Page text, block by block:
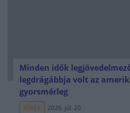
Minden idők
legdrágábbja volt az
gyorsmérleg
HÍREK 2026. júl. 20.